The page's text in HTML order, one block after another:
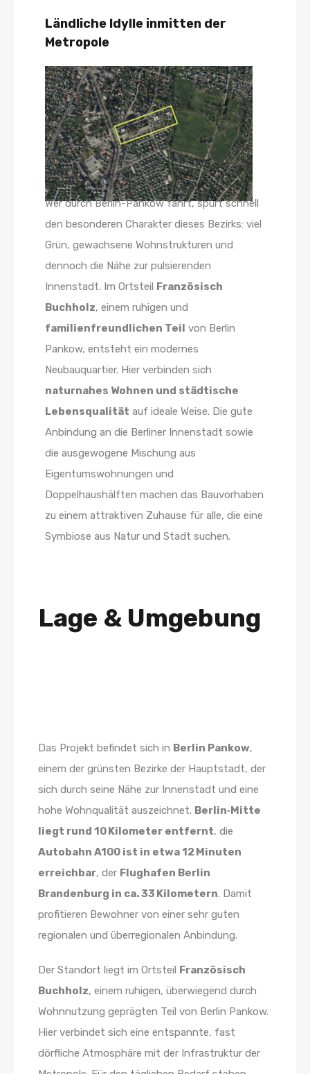
Ländliche Idylle inmitten der
Metropole
Wer durch Berlin-Pankow fährt, spürt schnell
den besonderen Charakter dieses Bezirks: viel
Grün, gewachsene Wohnstrukturen und
dennoch die Nähe zur pulsierenden
Innenstadt. Im Ortsteil Französisch
Buchholz, einem ruhigen und
familienfreundlichen Teil von Berlin
Pankow, entsteht ein modernes
Neubauquartier. Hier verbinden sich
naturnahes Wohnen und städtische
Lebensqualität auf ideale Weise. Die gute
Anbindung an die Berliner Innenstadt sowie
die ausgewogene Mischung aus
Eigentumswohnungen und
Doppelhaushälften machen das Bauvorhaben
zu einem attraktiven Zuhause für alle, die eine
Symbiose aus Natur und Stadt suchen.
Lage & Umgebung
Das Projekt befindet sich in Berlin Pankow,
einem der grünsten Bezirke der Hauptstadt, der
sich durch seine Nähe zur Innenstadt und eine
hohe Wohnqualität auszeichnet. Berlin‑Mitte
liegt rund 10 Kilometer entfernt, die
Autobahn A100 ist in etwa 12 Minuten
erreichbar, der Flughafen Berlin
Brandenburg in ca. 33 Kilometern. Damit
profitieren Bewohner von einer sehr guten
regionalen und überregionalen Anbindung.
Der Standort liegt im Ortsteil Französisch
Buchholz, einem ruhigen, überwiegend durch
Wohnnutzung geprägten Teil von Berlin Pankow.
Hier verbindet sich eine entspannte, fast
dörfliche Atmosphäre mit der Infrastruktur der